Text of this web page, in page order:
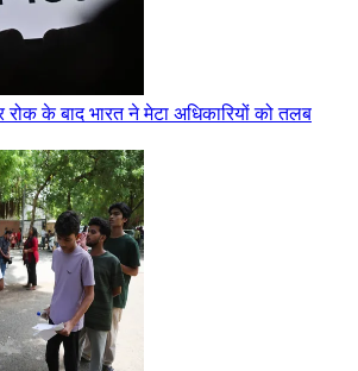
के बाद भारत ने मेटा अधिकारियों को तलब